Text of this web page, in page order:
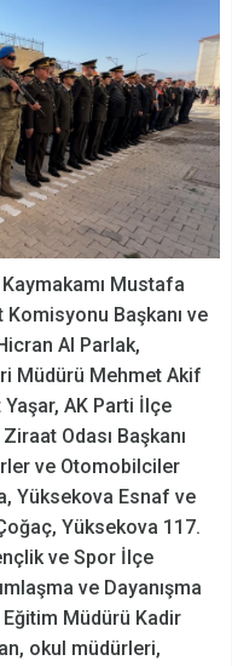
Mustafa
Komisyonu Başkanı ve
Al Parlak,
Müdürü Mehmet Akif
Yaşar, AK Parti İlçe
Odası Başkanı
ve Otomobilciler
Yüksekova Esnaf ve
Yüksekova 117.
ve Spor İlçe
ve Dayanışma
Müdürü Kadir
okul müdürleri,